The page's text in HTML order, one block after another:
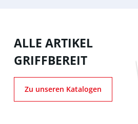
ALLE ARTIKEL
GRIFFBEREIT
Zu unseren Katalogen